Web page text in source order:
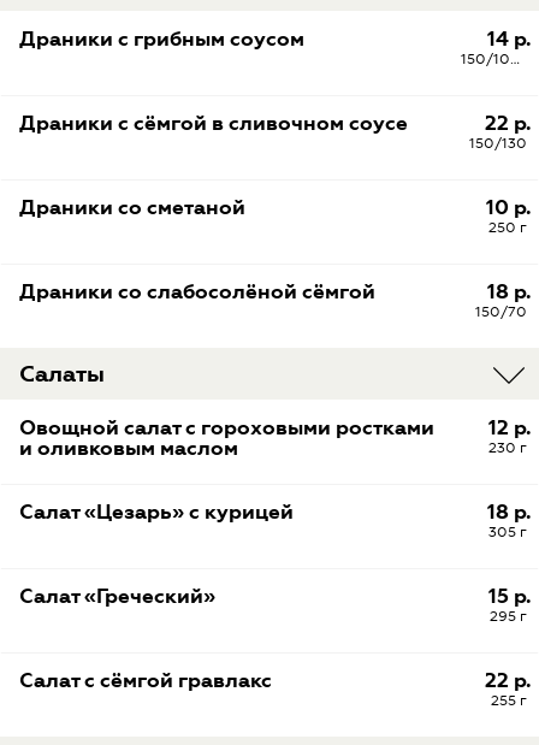
14 р.
150/100/5
Драники с грибным соусом
22 р.
150/130
Драники с сёмгой в сливочном соусе
10 р.
250 г
Драники со сметаной
18 р.
150/70
Драники со слабосолёной сёмгой
Салаты
12 р.
230 г
Овощной салат с гороховыми ростками
и оливковым маслом
18 р.
305 г
Салат «Цезарь» с курицей
15 р.
295 г
Салат «Греческий»
22 р.
255 г
Салат с сёмгой гравлакс